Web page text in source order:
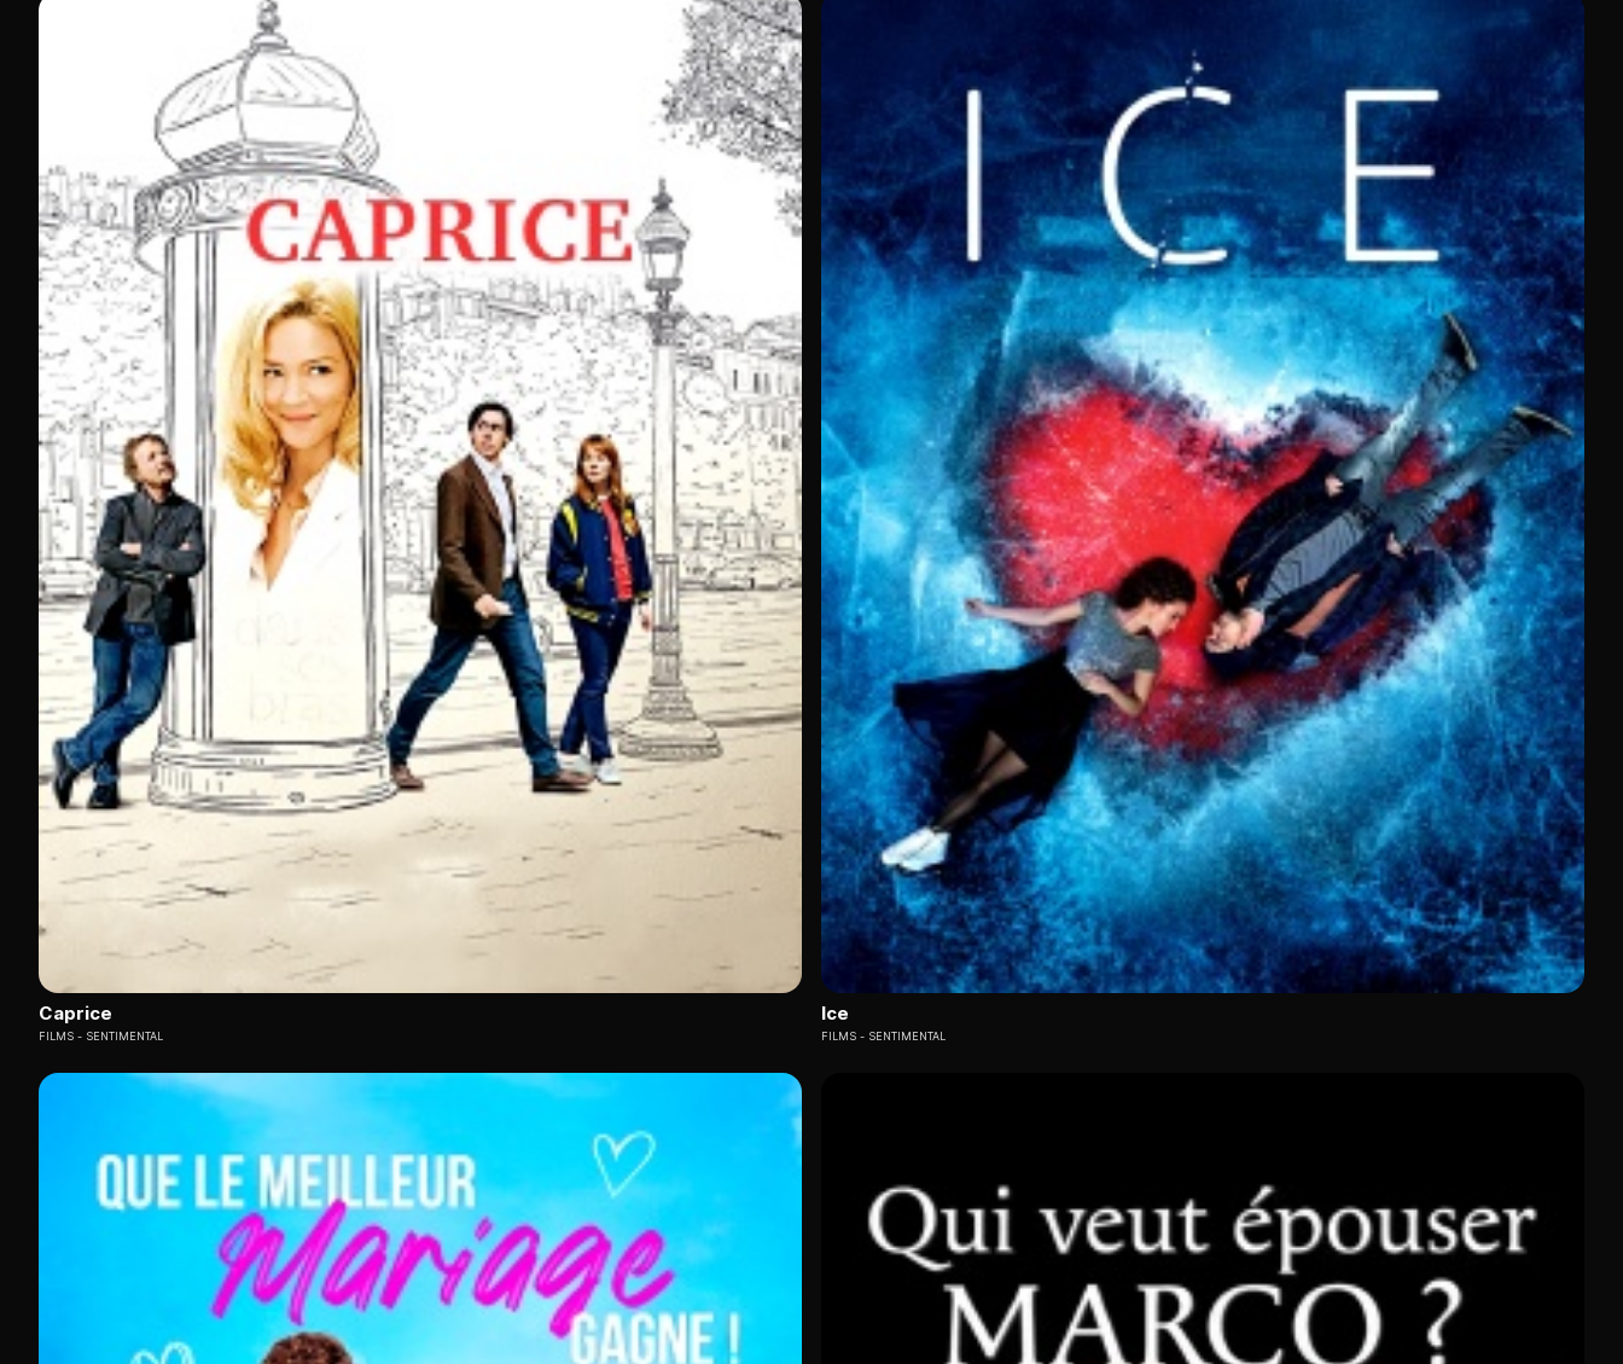
Caprice
FILMS SENTIMENTAL
Ice
FILMS SENTIMENTAL